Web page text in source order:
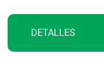
DETALLES